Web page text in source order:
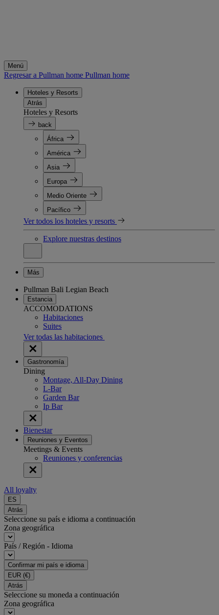
Menú
Regresar a Pullman home Pullman home
Hoteles y Resorts
Atrás
Hoteles y Resorts
back
África
América
Asia
Europa
Medio Oriente
Pacífico
Ver todos los hoteles y resorts
Explore nuestras destinos
Más
Pullman Bali Legian Beach
Estancia
ACCOMODATIONS
Habitaciones
Suites
Ver todas las habitaciones
Gastronomía
Dining
Montage, All-Day Dining
L-Bar
Garden Bar
Ip Bar
Bienestar
Reuniones y Eventos
Meetings & Events
Reuniones y conferencias
All loyalty
ES
Atrás
Seleccione su país e idioma a continuación
Zona geográfica
País / Región - Idioma
Confirmar mi país e idioma
EUR (€)
Atrás
Seleccione su moneda a continuación
Zona geográfica